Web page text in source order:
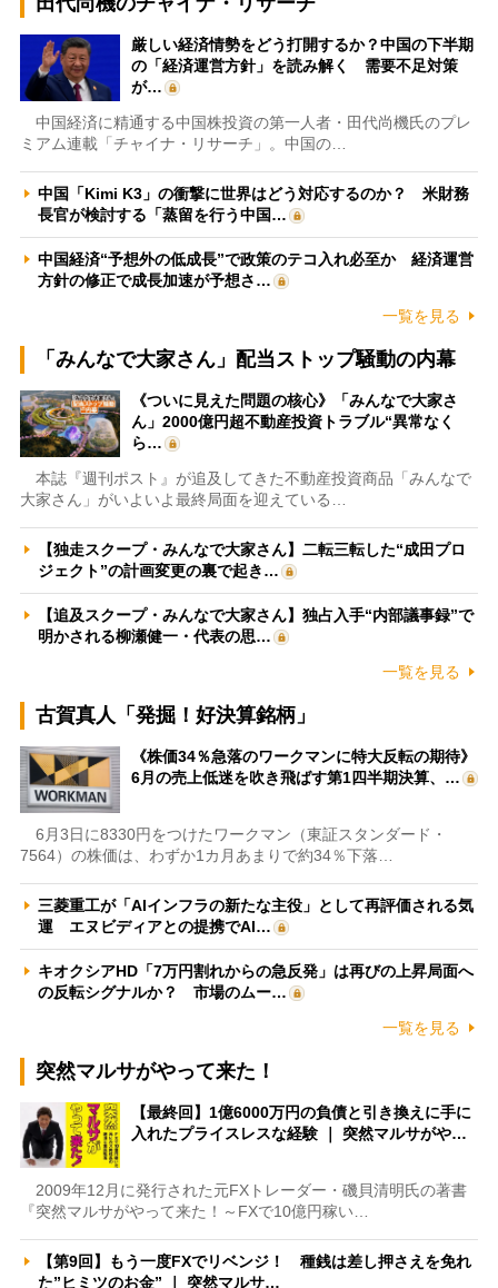
厳しい経済情勢をどう打開するか？中国の下半期
の「経済運営方針」を読み解く 需要不足対策
が…
中国経済に精通する中国株投資の第一人者・田代尚機氏のプレ
ミアム連載「チャイナ・リサーチ」。中国の…
中国「Kimi K3」の衝撃に世界はどう対応するのか？ 米財務
長官が検討する「蒸留を行う中国…
中国経済“予想外の低成長”で政策のテコ入れ必至か 経済運営
方針の修正で成長加速が予想さ…
一覧を見る
「みんなで大家さん」配当ストップ騒動の内幕
《ついに見えた問題の核心》「みんなで大家さ
ん」2000億円超不動産投資トラブル“異常なく
ら…
本誌『週刊ポスト』が追及してきた不動産投資商品「みんなで
大家さん」がいよいよ最終局面を迎えている…
【独走スクープ・みんなで大家さん】二転三転した“成田プロ
ジェクト”の計画変更の裏で起き…
【追及スクープ・みんなで大家さん】独占入手“内部議事録”で
明かされる柳瀬健一・代表の思…
一覧を見る
古賀真人「発掘！好決算銘柄」
《株価34％急落のワークマンに特大反転の期待》
6月の売上低迷を吹き飛ばす第1四半期決算、…
6月3日に8330円をつけたワークマン（東証スタンダード・
7564）の株価は、わずか1カ月あまりで約34％下落…
三菱重工が「AIインフラの新たな主役」として再評価される気
運 エヌビディアとの提携でAI…
キオクシアHD「7万円割れからの急反発」は再びの上昇局面へ
の反転シグナルか？ 市場のムー…
一覧を見る
突然マルサがやって来た！
【最終回】1億6000万円の負債と引き換えに手に
入れたプライスレスな経験 ｜ 突然マルサがや…
2009年12月に発行された元FXトレーダー・磯貝清明氏の著書
『突然マルサがやって来た！～FXで10億円稼い…
【第9回】もう一度FXでリベンジ！ 種銭は差し押さえを免れ
た”ヒミツのお金” ｜ 突然マルサ…